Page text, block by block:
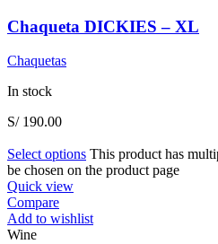
Chaqueta DICKIES – XL
Chaquetas
In stock
S/190.00
Select options This product has
be chosen on the product page
Quick view
Compare
Add to wishlist
Wine